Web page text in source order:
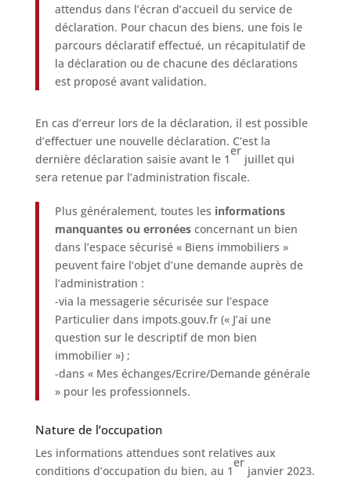
attendus dans l’écran d’accueil du service de
déclaration. Pour chacun des biens, une fois le
parcours déclaratif effectué, un récapitulatif de
la déclaration ou de chacune des déclarations
est proposé avant validation.
En cas d’erreur lors de la déclaration, il est possible
d’effectuer une nouvelle déclaration. C’est la
dernière déclaration saisie avant le 1
er
juillet qui
sera retenue par l’administration fiscale.
Plus généralement, toutes les informations
manquantes ou erronéesconcernant un bien
dans l’espace sécurisé « Biens immobiliers »
peuvent faire l’objet d’une demande auprès de
l’administration :
-via la messagerie sécurisée sur l’espace
Particulier dans impots.gouv.fr (« J’ai une
question sur le descriptif de mon bien
immobilier ») ;
-dans « Mes échanges/Ecrire/Demande générale
» pour les professionnels.
Nature de l’occupation
Les informations attendues sont relatives aux
conditions d’occupation du bien, au 1
er
janvier 2023.